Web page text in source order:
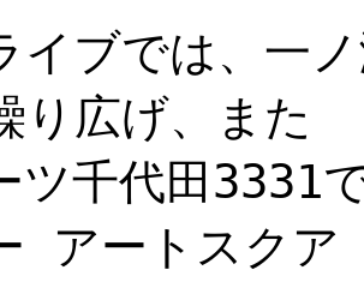
イブでは、一
り広げ、また
ツ千代田3331
アートスクア